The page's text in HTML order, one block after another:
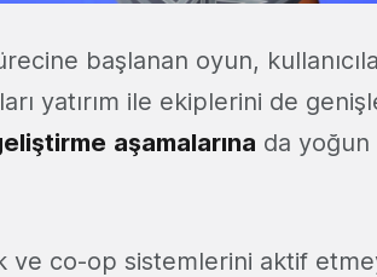
başlanan oyun,
yatırım ile ekiplerini de
aşamalarına da
ve co-op sistemlerini aktif